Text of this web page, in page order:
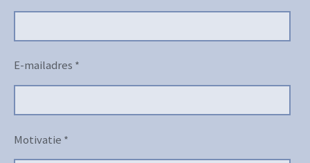
E-mailadres *
Motivatie *